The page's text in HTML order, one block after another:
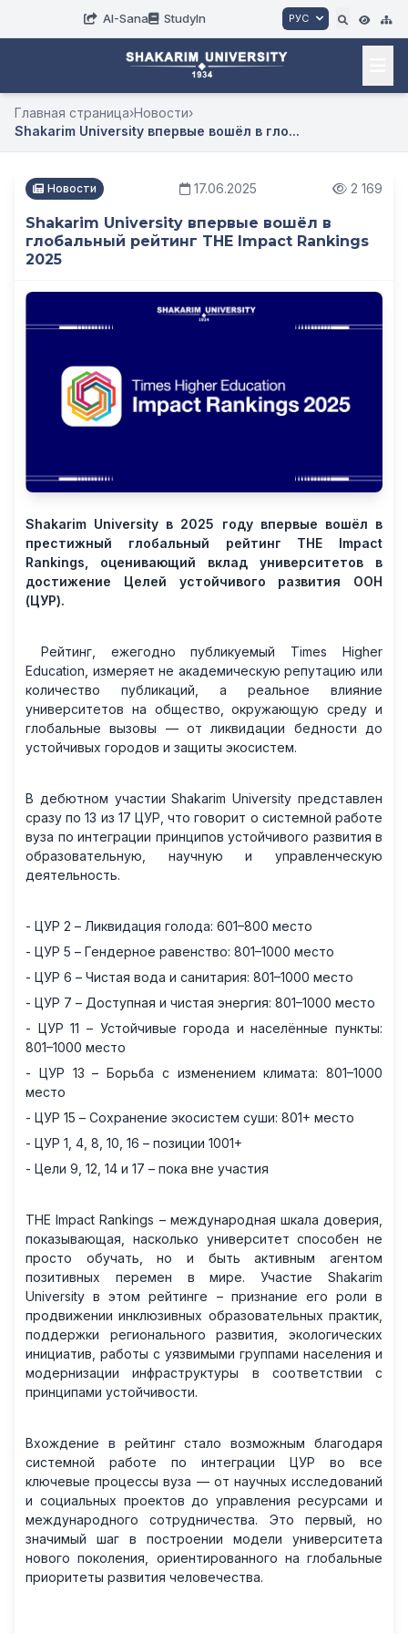
AI-Sana StudyIn РУС
Главная страница›Новости›
Shakarim University впервые вошёл в гло...
Новости 17.06.2025 2 169
Shakarim University впервые вошёл в
глобальный рейтинг THE Impact Rankings
2025
Shakarim University в 2025 году впервые вошёл в
престижный глобальный рейтинг THE Impact
Rankings, оценивающий вклад университетов в
достижение Целей устойчивого развития ООН
(ЦУР).
Рейтинг, ежегодно публикуемый Times Higher
Education, измеряет не академическую репутацию или
количество публикаций, а реальное влияние
университетов на общество, окружающую среду и
глобальные вызовы — от ликвидации бедности до
устойчивых городов и защиты экосистем.
В дебютном участии Shakarim University представлен
сразу по 13 из 17 ЦУР, что говорит о системной работе
вуза по интеграции принципов устойчивого развития в
образовательную, научную и управленческую
деятельность.
- ЦУР 2 – Ликвидация голода: 601–800 место
- ЦУР 5 – Гендерное равенство: 801–1000 место
- ЦУР 6 – Чистая вода и санитария: 801–1000 место
- ЦУР 7 – Доступная и чистая энергия: 801–1000 место
- ЦУР 11 – Устойчивые города и населённые пункты:
801–1000 место
- ЦУР 13 – Борьба с изменением климата: 801–1000
место
- ЦУР 15 – Сохранение экосистем суши: 801+ место
- ЦУР 1, 4, 8, 10, 16 – позиции 1001+
- Цели 9, 12, 14 и 17 – пока вне участия
THE Impact Rankings – международная шкала доверия,
показывающая, насколько университет способен не
просто обучать, но и быть активным агентом
позитивных перемен в мире. Участие Shakarim
University в этом рейтинге – признание его роли в
продвижении инклюзивных образовательных практик,
поддержки регионального развития, экологических
инициатив, работы с уязвимыми группами населения и
модернизации инфраструктуры в соответствии с
принципами устойчивости.
Вхождение в рейтинг стало возможным благодаря
системной работе по интеграции ЦУР во все
ключевые процессы вуза — от научных исследований
и социальных проектов до управления ресурсами и
международного сотрудничества. Это первый, но
значимый шаг в построении модели университета
нового поколения, ориентированного на глобальные
приоритеты развития человечества.